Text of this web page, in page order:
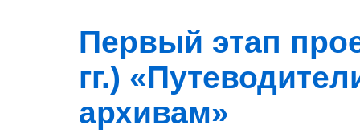
Первый этап
гг.)
архивам»